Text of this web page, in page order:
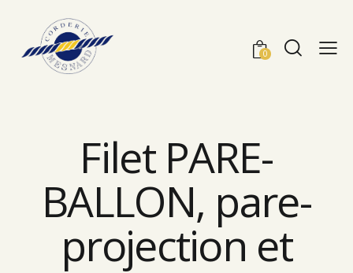
0
Filet PARE-
BALLON, pare-
projection et